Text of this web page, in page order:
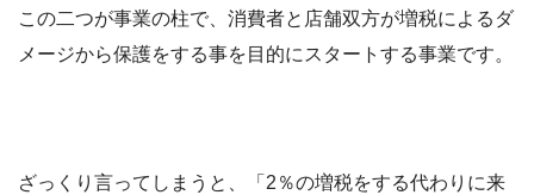
この二つが事業の柱で、消費者と店舗双方が増税によるダ
メージから保護をする事を目的にスタートする事業です。
ざっくり言ってしまうと、「2％の増税をする代わりに来